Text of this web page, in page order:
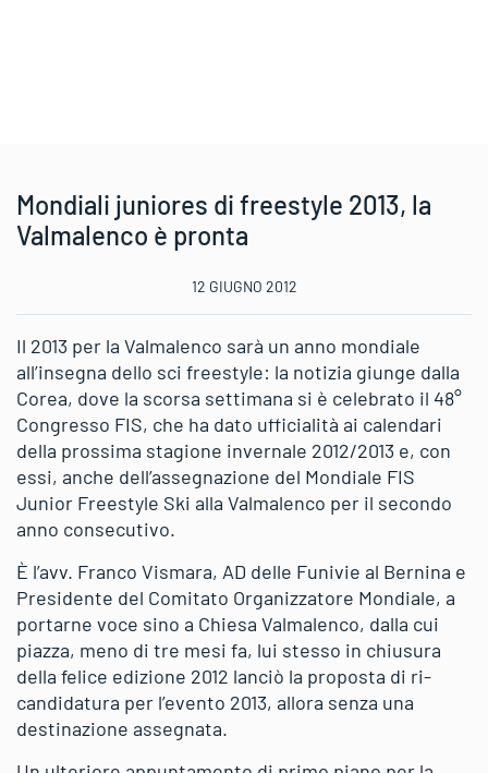
Mondiali juniores di freestyle 2013, la
Valmalenco è pronta
12 GIUGNO 2012
Il 2013 per la Valmalenco sarà un anno mondiale
all’insegna dello sci freestyle: la notizia giunge dalla
Corea, dove la scorsa settimana si è celebrato il 48°
Congresso FIS, che ha dato ufficialità ai calendari
della prossima stagione invernale 2012/2013 e, con
essi, anche dell’assegnazione del Mondiale FIS
Junior Freestyle Ski alla Valmalenco per il secondo
anno consecutivo.
È l’avv. Franco Vismara, AD delle Funivie al Bernina e
Presidente del Comitato Organizzatore Mondiale, a
portarne voce sino a Chiesa Valmalenco, dalla cui
piazza, meno di tre mesi fa, lui stesso in chiusura
della felice edizione 2012 lanciò la proposta di ri-
candidatura per l’evento 2013, allora senza una
destinazione assegnata.